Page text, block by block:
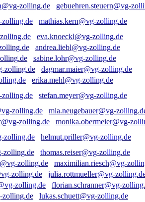
gebuehren.steuern@vg-
mathias.kern@vg-zolling.de
eva.knoeckl@vg-zolling.de
andrea.liebl@vg-zolling.de
sabine.lohr@vg-zolling.de
dagmar.maier@vg-zolling.de
erika.mehl@vg-zolling.de
stefan.meyer@vg-zolling.de
mia.neugebauer@vg-
monika.obermeier@vg-
helmut.priller@vg-zolling.de
thomas.reiser@vg-zolling.de
maximilian.riesch@vg-
julia.rottmueller@vg-
florian.schranner@vg-
lukas.schuett@vg-zolling.de